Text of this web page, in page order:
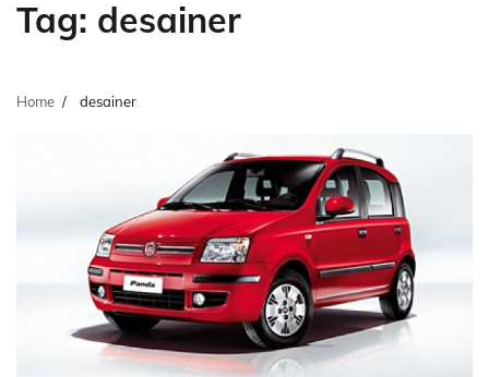
Tag: desainer
Home desainer